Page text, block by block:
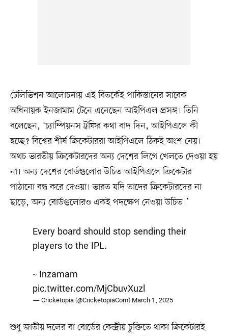
টেলিভিশন আলোচনায় এই বিতর্কেই পাকিস্তানের সাবেক
অধিনায়ক ইনজামাম টেনে এনেছেন আইপিএল প্রসঙ্গ। তিনি
বলেছেন, ‘চ্যাম্পিয়নস ট্রফির কথা বাদ দিন, আইপিএলে কী
হচ্ছে? বিশ্বের শীর্ষ ক্রিকেটাররা আইপিএলে ঠিকই অংশ নেয়।
অথচ ভারতীয় ক্রিকেটারদের অন্য দেশের লিগে খেলতে দেওয়া হয়
না। অন্য দেশের বোর্ডগুলোর উচিত আইপিএলে ক্রিকেটার
পাঠানো বন্ধ করে দেওয়া। ভারত যদি তাদের ক্রিকেটারদের না
ছাড়ে, অন্য বোর্ডগুলোরও একই পদক্ষেপ নেওয়া উচিত।’
Every board should stop sending their
players to the IPL.
~ Inzamam
pic.twitter.com/MjCbuvXuzl
— Cricketopia (@CricketopiaCom) March 1, 2025
শুধু জাতীয় দলের বা বোর্ডের কেন্দ্রীয় চুক্তিতে থাকা ক্রিকেটারই